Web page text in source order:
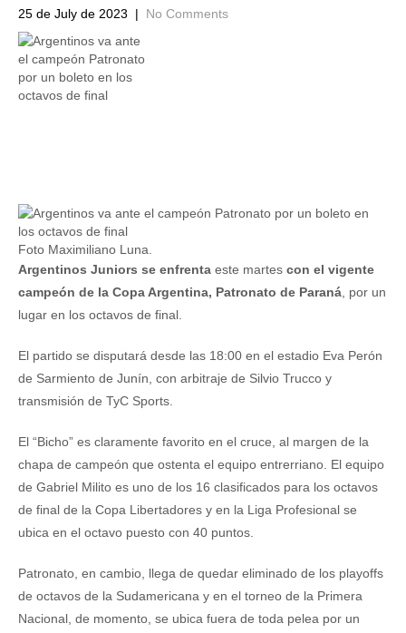
25 de July de 2023 | No Comments
Foto Maximiliano Luna.
Argentinos Juniors se enfrenta este martes con el vigente
campeón de la Copa Argentina, Patronato de Paraná , por un
lugar en los octavos de final.
El partido se disputará desde las 18:00 en el estadio Eva Perón
de Sarmiento de Junín, con arbitraje de Silvio Trucco y
transmisión de TyC Sports.
El “Bicho” es claramente favorito en el cruce, al margen de la
chapa de campeón que ostenta el equipo entrerriano. El equipo
de Gabriel Milito es uno de los 16 clasificados para los octavos
de final de la Copa Libertadores y en la Liga Profesional se
ubica en el octavo puesto con 40 puntos.
Patronato, en cambio, llega de quedar eliminado de los playoffs
de octavos de la Sudamericana y en el torneo de la Primera
Nacional, de momento, se ubica fuera de toda pelea por un